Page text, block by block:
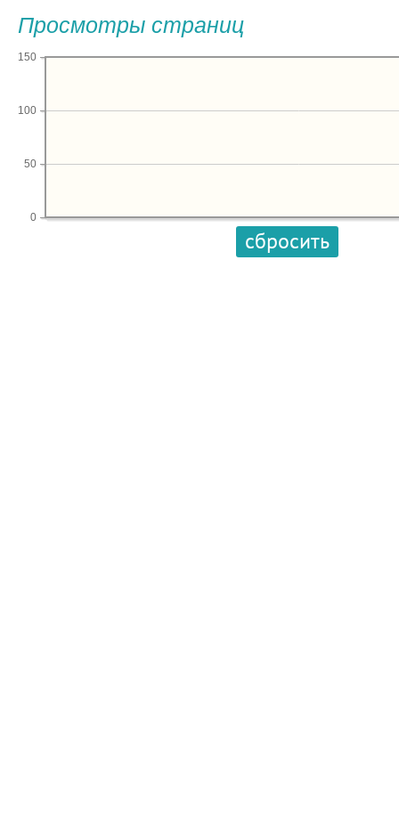
Просмотры страниц
0
50
100
150
сбросить